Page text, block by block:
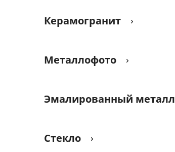
Керамогранит
Металлофото
Эмалированный металл
Стекло